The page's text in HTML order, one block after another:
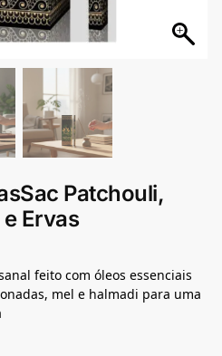
Patchouli,
Ervas
feito com óleos essenciais
mel e halmadi para uma